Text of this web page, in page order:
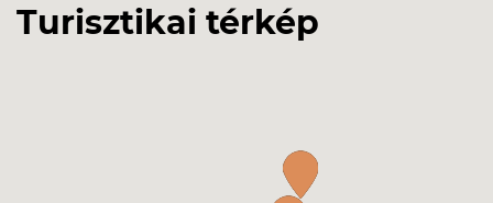
Turisztikai térkép